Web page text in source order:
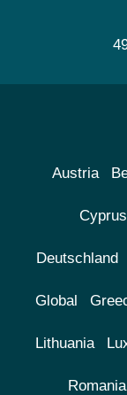
Austria
Cyprus
Deutschland
Global
Lithuania
Romania